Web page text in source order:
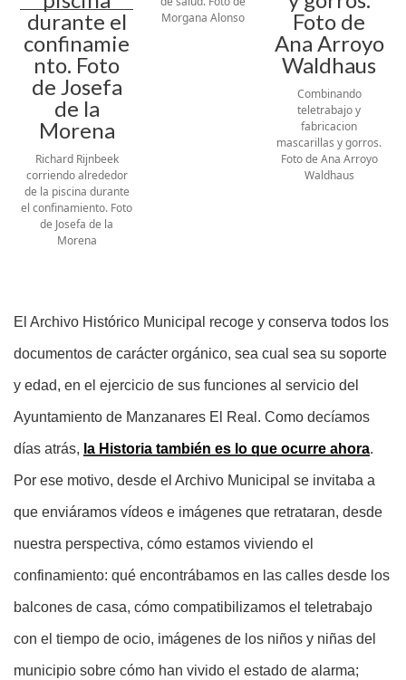
Richard Rijnbeek
corriendo alrededor
de la piscina durante
el confinamiento. Foto
de Josefa de la
Morena
Morgana Alonso
Combinando
teletrabajo y
fabricacion
mascarillas y gorros.
Foto de Ana Arroyo
Waldhaus
El Archivo Histórico Municipal recoge y conserva todos los
documentos de carácter orgánico, sea cual sea su soporte
y edad, en el ejercicio de sus funciones al servicio del
Ayuntamiento de Manzanares El Real. Como decíamos
días atrás, la Historia también es lo que ocurre ahora.
Por ese motivo, desde el Archivo Municipal se invitaba a
que enviáramos vídeos e imágenes que retrataran, desde
nuestra perspectiva, cómo estamos viviendo el
confinamiento: qué encontrábamos en las calles desde los
balcones de casa, cómo compatibilizamos el teletrabajo
con el tiempo de ocio, imágenes de los niños y niñas del
municipio sobre cómo han vivido el estado de alarma;